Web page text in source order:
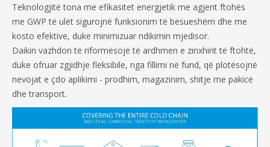
Teknologjitë tona me efikasitet energjetik me agjent ftohës
me GWP të ulët sigurojnë funksionim të besueshëm dhe me
kosto efektive, duke minimizuar ndikimin mjedisor.
Daikin vazhdon të riformësojë të ardhmen e zinxhirit të ftohtë,
duke ofruar zgjidhje fleksibile, nga fillimi në fund, që plotësojnë
nevojat e çdo aplikimi - prodhim, magazinim, shitje me pakicë
dhe transport.